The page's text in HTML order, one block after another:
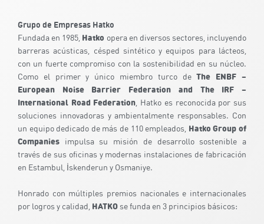
Grupo de Empresas Hatko
Fundada en 1985, Hatko opera en diversos sectores, incluyendo
barreras acústicas, césped sintético y equipos para lácteos,
con un fuerte compromiso con la sostenibilidad en su núcleo.
Como el primer y único miembro turco deThe ENBF –
European Noise Barrier Federation and The IRF –
International Road Federation , Hatko es reconocida por sus
soluciones innovadoras y ambientalmente responsables. Con
un equipo dedicado de más de 110 empleados, Hatko Group of
Companies impulsa su misión de desarrollo sostenible a
través de sus oficinas y modernas instalaciones de fabricación
en Estambul, İskenderun y Osmaniye.
Honrado con múltiples premios nacionales e internacionales
por logros y calidad, HATKO se funda en 3 principios básicos: